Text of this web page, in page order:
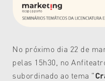
No próximo dia 22 de
pelas 15h30, no
subordinado ao tema "